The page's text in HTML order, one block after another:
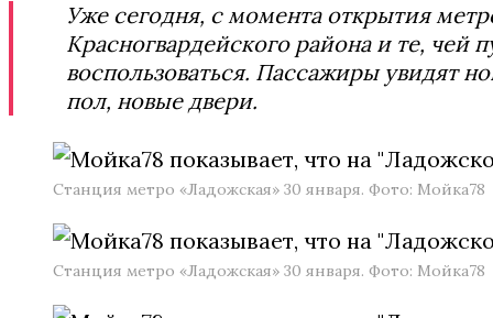
Уже сегодня, с момента открытия
Красногвардейского района и те, чей
воспользоваться. Пассажиры увидят
пол, новые двери.
Станция метро «Ладожская» 30 января. Фото: Мойка78
Станция метро «Ладожская» 30 января. Фото: Мойка78